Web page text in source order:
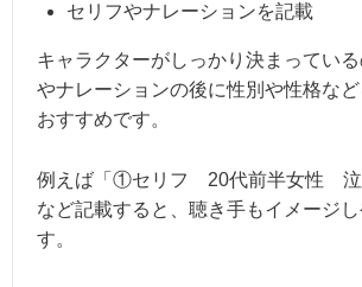
セリフやナレーションを記載
キャラクターがしっかり決まってい
やナレーションの後に性別や性格な
おすすめです。
例えば「①セリフ 20代前半女性 泣
など記載すると、聴き手もイメージ
す。